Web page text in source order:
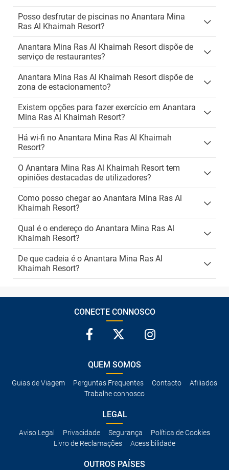
Posso desfrutar de piscinas no Anantara Mina
Ras Al Khaimah Resort?
Anantara Mina Ras Al Khaimah Resort dispõe de
serviço de restaurantes?
Anantara Mina Ras Al Khaimah Resort dispõe de
zona de estacionamento?
Existem opções para fazer exercício em Anantara
Mina Ras Al Khaimah Resort?
Há wi-fi no Anantara Mina Ras Al Khaimah
Resort?
O Anantara Mina Ras Al Khaimah Resort tem
opiniões destacadas de utilizadores?
Como posso chegar ao Anantara Mina Ras Al
Khaimah Resort?
Qual é o endereço do Anantara Mina Ras Al
Khaimah Resort?
De que cadeia é o Anantara Mina Ras Al
Khaimah Resort?
CONECTE CONNOSCO
QUEM SOMOS
Guias de Viagem Perguntas Frequentes Contacto
Afiliados
Trabalhe connosco
LEGAL
Aviso Legal Privacidade Segurança
Política de Cookies
Livro de Reclamações
Acessibilidade
OUTROS PAÍSES